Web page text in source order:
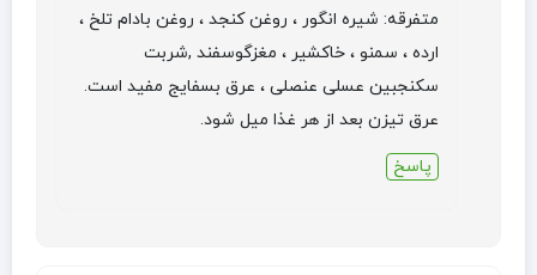
متفرقه: شیره انگور ، روغن کنجد ، روغن بادام تلخ ،
ارده ، سمنو ، خاکشیر ، مغزگوسفند ,شربت
سکنجبین عسلی عنصلی ، عرق بسفایج مفید است.
عرق تیزن بعد از هر غذا میل شود.
پاسخ